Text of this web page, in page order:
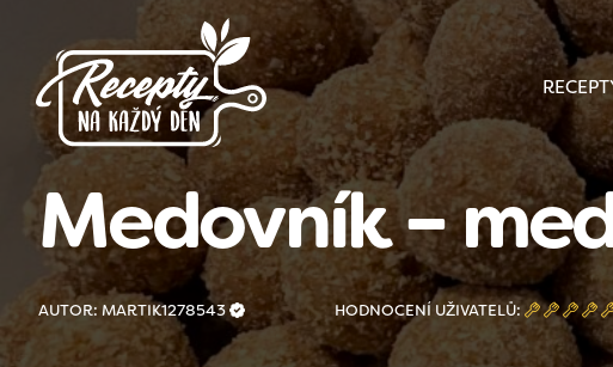
Medovník –
AUTOR: MARTIK1278543 HODNOCENÍ UŽIVATELŮ: